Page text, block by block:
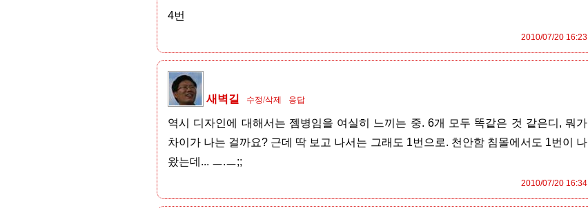
4번
2010/07/20 16:23
새벽길 수정/삭제 응답
역시 디자인에 대해서는 젬병임을 여실히 느끼는 중. 6개 모두 똑같은 것 같은디, 뭐가
차이가 나는 걸까요? 근데 딱 보고 나서는 그래도 1번으로. 천안함 침몰에서도 1번이 나
왔는데... ㅡ.ㅡ;;
2010/07/20 16:34